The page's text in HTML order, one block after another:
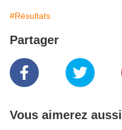
#Résultats
Partager
Vous aimerez aussi